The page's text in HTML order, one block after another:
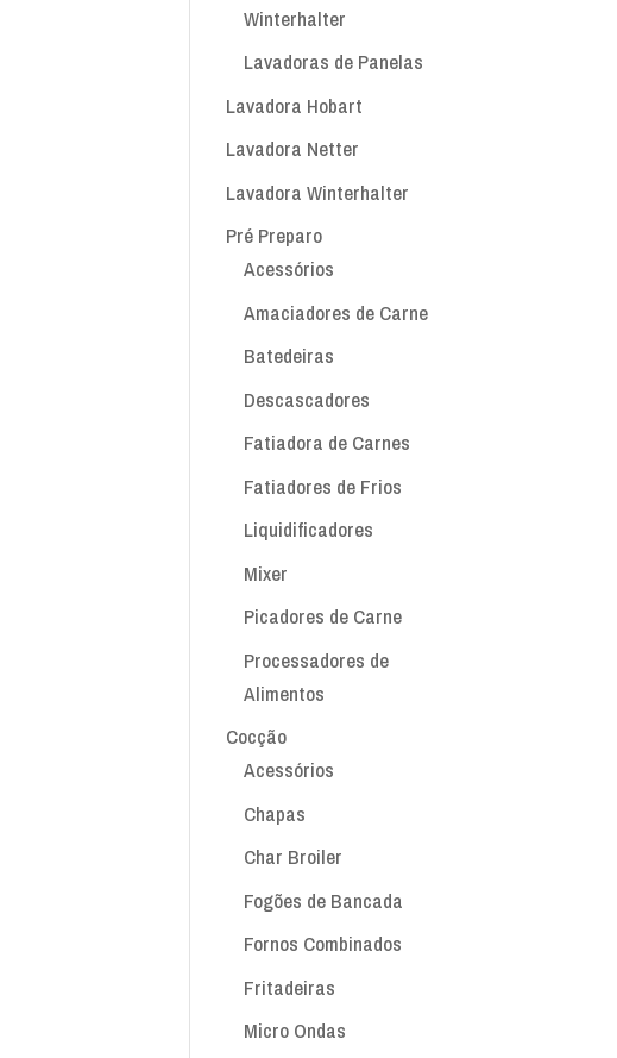
Winterhalter
Lavadoras de Panelas
Lavadora Hobart
Lavadora Netter
Lavadora Winterhalter
Pré Preparo
Acessórios
Amaciadores de Carne
Batedeiras
Descascadores
Fatiadora de Carnes
Fatiadores de Frios
Liquidificadores
Mixer
Picadores de Carne
Processadores de
Alimentos
Cocção
Acessórios
Chapas
Char Broiler
Fogões de Bancada
Fornos Combinados
Fritadeiras
Micro Ondas